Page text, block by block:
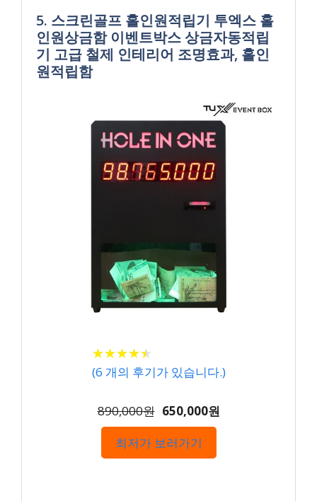
5. 스크린골프 홀인원적립기 투엑스 홀
인원상금함 이벤트박스 상금자동적립
기 고급 철제 인테리어 조명효과, 홀인
원적립함
★★★★★
★★★★★
(6 개의 후기가 있습니다.)
890,000원 650,000원
최저가 보러가기